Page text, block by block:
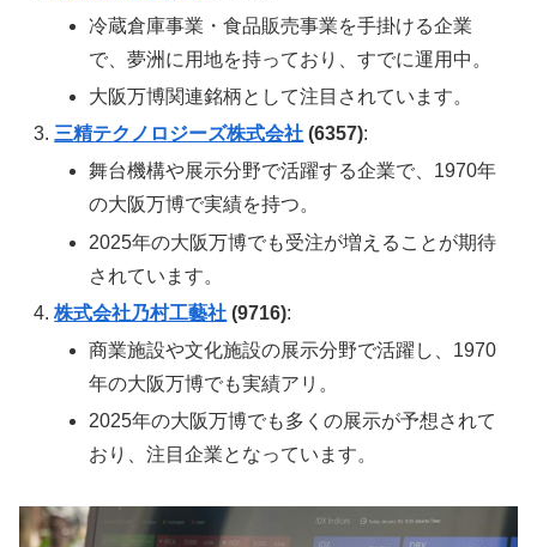
冷蔵倉庫事業・食品販売事業を手掛ける企業
で、夢洲に用地を持っており、すでに運用中。
大阪万博関連銘柄として注目されています。
三精テクノロジーズ株式会社 (6357):
舞台機構や展示分野で活躍する企業で、1970年
の大阪万博で実績を持つ。
2025年の大阪万博でも受注が増えることが期待
されています。
株式会社乃村工藝社 (9716):
商業施設や文化施設の展示分野で活躍し、1970
年の大阪万博でも実績アリ。
2025年の大阪万博でも多くの展示が予想されて
おり、注目企業となっています。